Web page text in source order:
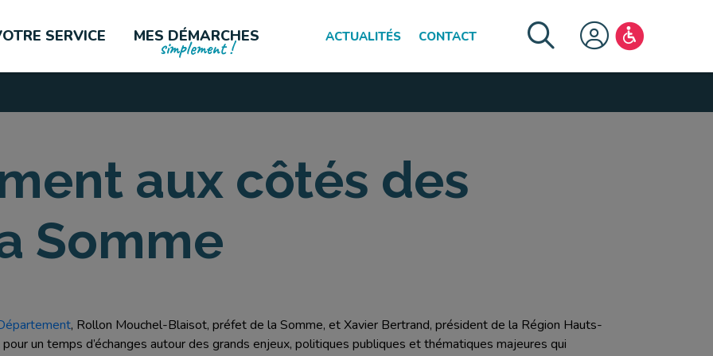
SERVICE MES DÉMARCHES
simplement !
ACTUALITÉS CONTACT
FERMER LE MENU
aux côtés des
Somme
, Rollon Mouchel-Blaisot, préfet de la Somme, et Xavier Bertrand, président de la Région Hauts-
un temps d’échanges autour des grands enjeux, politiques publiques et thématiques majeures qui